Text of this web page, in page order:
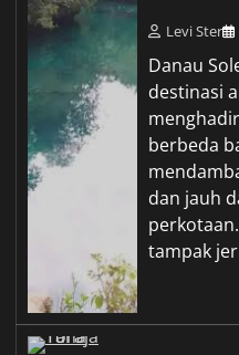
Levi Ster
Danau
destinasi
berbeda
dan jauh
tampak